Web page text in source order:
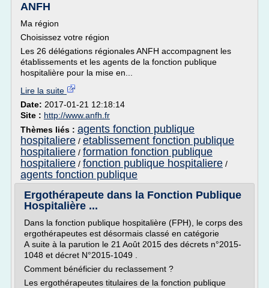
ANFH
Ma région
Choisissez votre région
Les 26 délégations régionales ANFH accompagnent les
établissements et les agents de la fonction publique
hospitalière pour la mise en...
Lire la suite
Date: 2017-01-21 12:18:14
Site : http://www.anfh.fr
Thèmes liés : agents fonction publique
hospitaliere / etablissement fonction publique
hospitaliere / formation fonction publique
hospitaliere / fonction publique hospitaliere /
agents fonction publique
Ergothérapeute dans la Fonction Publique
Hospitalière ...
Dans la fonction publique hospitalière (FPH), le corps des
ergothérapeutes est désormais classé en catégorie
A suite à la parution le 21 Août 2015 des décrets n°2015-
1048 et décret N°2015-1049 .
Comment bénéficier du reclassement ?
Les ergothérapeutes titulaires de la fonction publique